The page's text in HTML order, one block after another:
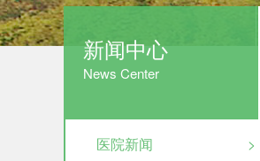
新闻中心
News Center
医院新闻 >